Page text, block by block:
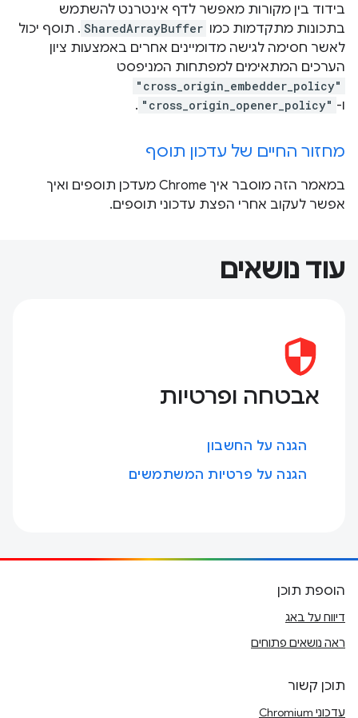
בידוד בין מקורות מאפשר לדף אינטרנט להשתמש
בתכונות מתקדמות כמו SharedArrayBuffer . תוסף יכול
לאשר חסימה לגישה מדומיינים אחרים באמצעות ציון
הערכים המתאימים למפתחות המניפסט
"cross_origin_embedder_policy"
ו- "cross_origin_opener_policy"
.
מחזור החיים של עדכון תוסף
במאמר הזה מוסבר איך Chrome מעדכן תוספים ואיך
אפשר לעקוב אחרי הפצת עדכוני תוספים.
עוד נושאים
אבטחה ופרטיות
הגנה על החשבון
הגנה על פרטיות המשתמשים
הוספת תוכן
דיווח על באג
ראה נושאים פתוחים
תוכן קשור
עדכוני Chromium